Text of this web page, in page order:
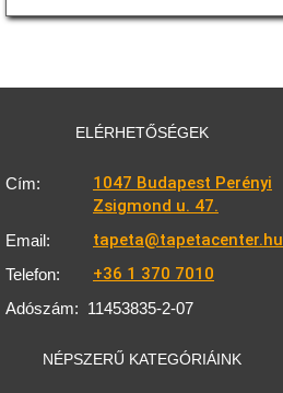
ELÉRHETŐSÉGEK
Cím:
1047 Budapest Perényi
Zsigmond u. 47.
Email: tapeta@tapetacenter.hu
Telefon: +36 1 370 7010
Adószám: 11453835-2-07
NÉPSZERŰ KATEGÓRIÁINK